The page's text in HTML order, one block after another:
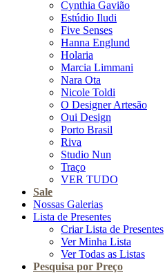
Cynthia Gavião
Estúdio Iludi
Five Senses
Hanna Englund
Holaria
Marcia Limmani
Nara Ota
Nicole Toldi
O Designer Artesão
Oui Design
Porto Brasil
Riva
Studio Nun
Traço
VER TUDO
Sale
Nossas Galerias
Lista de Presentes
Criar Lista de Presentes
Ver Minha Lista
Ver Todas as Listas
Pesquisa por Preço